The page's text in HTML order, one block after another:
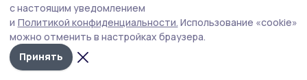
ответственность. Попечительский совет
будет помогать региональному отделению
РВИО решать важнейшие задачи: сохранять
историческую память, бороться с
с настоящим уведомлением
и Политикой конфиденциальности. Использование «cookie»
можно отменить в настройках браузера.
Принять